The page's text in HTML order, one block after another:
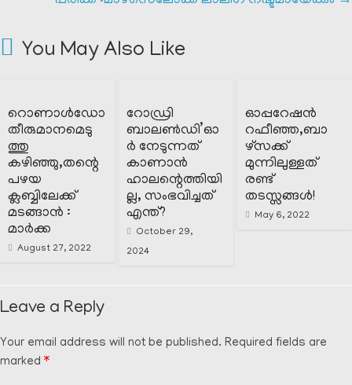
You May Also Like
റൊണാൾഡോ
തീരുമാനമെടു
ത്തു
കഴിഞ്ഞു,തന്റെ
പഴയ
ക്ലബ്ബിലേക്ക്
മടങ്ങാൻ :
മാർക്ക
August 27, 2022
റോഡ്രി
ബാലൺഡി’ഓ
ർ നേടുന്നത്
കാണാൻ
ഹാലന്റെത്തിയി
ല്ല, സംഭവിച്ചത്
എന്ത്?
October 29,
2024
ഓപ്പറേഷൻ
റഫീഞ്ഞ,ബാ
ഴ്സക്ക്
മുന്നിലുള്ളത്
രണ്ട്
തടസ്സങ്ങൾ!
May 6, 2022
Leave a Reply
Your email address will not be published. Required fields are
marked *